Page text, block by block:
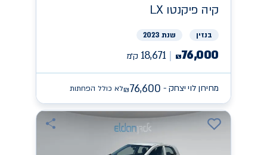
קיה פיקנטו LX
בנזין שנת 2023
₪76,000
18,671 ק״מ
מחירון לוי יצחק - ₪76,600 לא כולל הפחתות